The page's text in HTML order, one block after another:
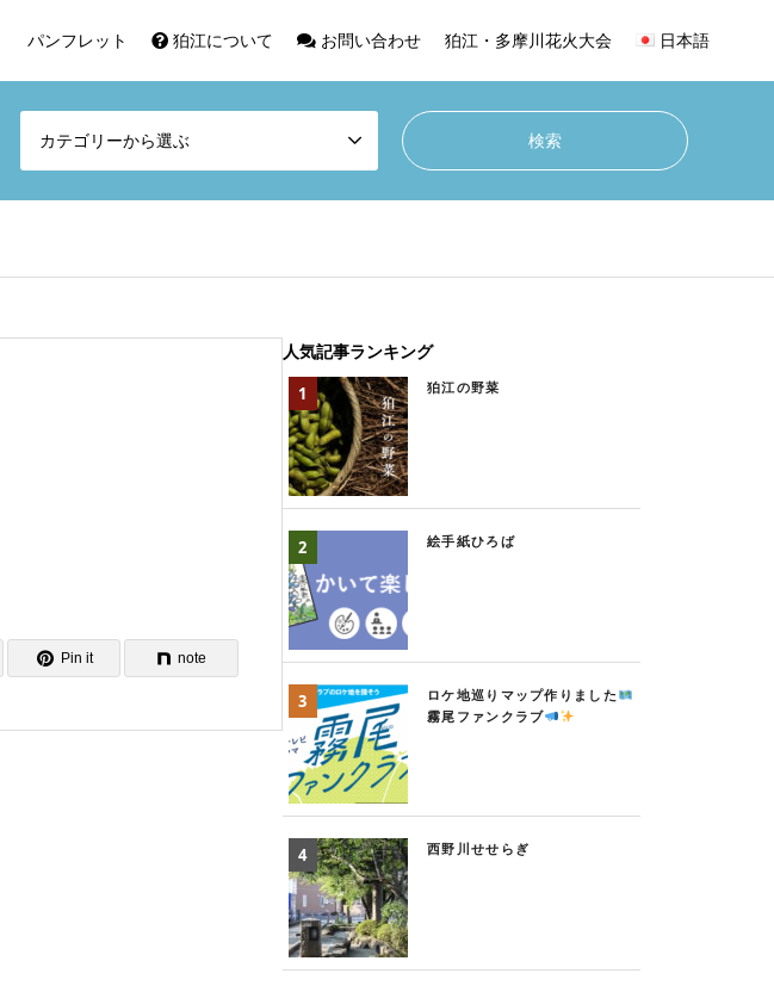
パンフレット 狛江について お問い合わせ 狛江・多摩川花火大会 日本語
カテゴリーから選ぶ
Pin it note
人気記事ランキング
狛江の野菜
絵手紙ひろば
ロケ地巡りマップ作りました
霧尾ファンクラブ
西野川せせらぎ